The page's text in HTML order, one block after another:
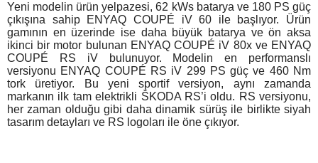
Yeni modelin ürün yelpazesi, 62 kWs batarya ve 180 PS güç
çıkışına sahip ENYAQ COUPÉ iV 60 ile başlıyor. Ürün
gamının en üzerinde ise daha büyük batarya ve ön aksa
ikinci bir motor bulunan ENYAQ COUPÉ iV 80x ve ENYAQ
COUPÉ RS iV bulunuyor. Modelin en performanslı
versiyonu ENYAQ COUPÉ RS iV 299 PS güç ve 460 Nm
tork üretiyor. Bu yeni sportif versiyon, aynı zamanda
markanın ilk tam elektrikli ŠKODA RS’i oldu. RS versiyonu,
her zaman olduğu gibi daha dinamik sürüş ile birlikte siyah
tasarım detayları ve RS logoları ile öne çıkıyor.